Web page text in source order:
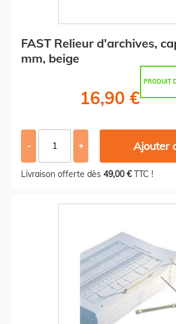
FAST Relieur d'archives,
mm, beige
PRODUIT
16,90 €
- + Ajouter
Livraison offerte dès 49,00 €TTC !